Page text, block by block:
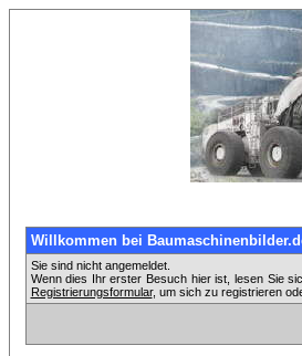
Willkommen bei
Sie sind nicht angemeldet.
Wenn dies Ihr erster Besuch hier ist, lesen Sie
Registrierungsformular, um sich zu registrieren